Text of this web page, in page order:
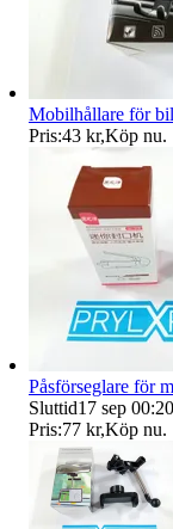
Mobilhållare för
Pris:43 kr,Köp nu.
Påsförseglare för
Sluttid17 sep 00:20
Pris:77 kr,Köp nu.